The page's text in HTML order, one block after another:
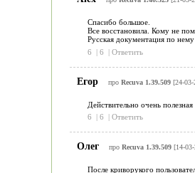
Спасибо большое.
Все восстановила. Кому не
Русская документация по
6
| 6 | Ответить
Егор про Recuva 1.39.509[24-03-
Действительно очень
6
| 6 | Ответить
Олег про Recuva 1.39.509[14-03-
После криворукого